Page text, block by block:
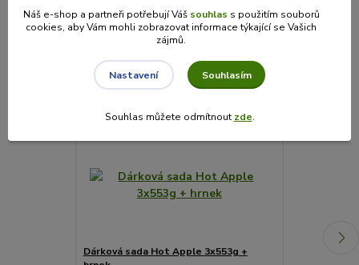
Související zboží 7
Dárková sada Hot Apple 3x553g +
Náš e-shop a partneři potřebují Váš souhlas s použitím souborů
cookies, aby Vám mohli zobrazovat informace týkající se Vašich
zájmů.
Nastavení Souhlasím
Souhlas můžete odmítnout zde.